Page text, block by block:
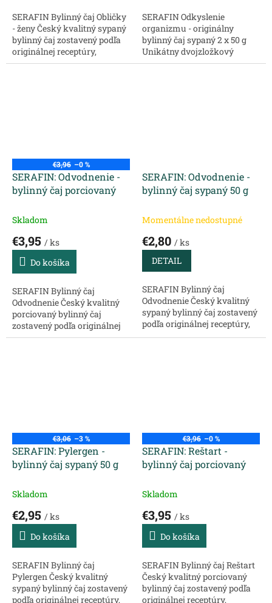
SERAFIN Bylinný čaj Obličky
- ženy Český kvalitný sypaný
bylinný čaj zostavený podľa
originálnej receptúry,
chránený ochrannou
SERAFIN Odkyslenie
organizmu - originálny
bylinný čaj sypaný 2 x 50 g
Unikátny dvojzložkový
bylinný čaj vyrábaný podľa
€3,96 –0 %
SERAFIN: Odvodnenie -
bylinný čaj porciovaný
Skladom
€3,95 / ks
Do košíka
SERAFIN Bylinný čaj
Odvodnenie Český kvalitný
porciovaný bylinný čaj
zostavený podľa originálnej
receptúry, chránený
SERAFIN: Odvodnenie -
bylinný čaj sypaný 50 g
Momentálne nedostupné
€2,80 / ks
DETAIL
SERAFIN Bylinný čaj
Odvodnenie Český kvalitný
sypaný bylinný čaj zostavený
podľa originálnej receptúry,
chránený ochrannou
€3,06 –3 %
SERAFIN: Pylergen -
bylinný čaj sypaný 50 g
Skladom
€2,95 / ks
Do košíka
SERAFIN Bylinný čaj
Pylergen Český kvalitný
sypaný bylinný čaj zostavený
podľa originálnej receptúry,
€3,96 –0 %
SERAFIN: Reštart -
bylinný čaj porciovaný
Skladom
€3,95 / ks
Do košíka
SERAFIN Bylinný čaj Reštart
Český kvalitný porciovaný
bylinný čaj zostavený podľa
originálnej receptúry,